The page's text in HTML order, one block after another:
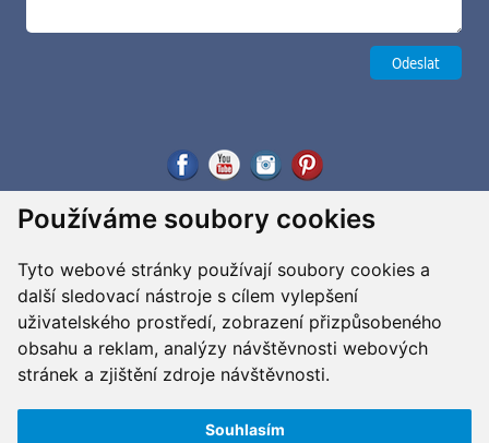
Používáme soubory cookies
Tyto webové stránky používají soubory cookies a
další sledovací nástroje s cílem vylepšení
uživatelského prostředí, zobrazení přizpůsobeného
obsahu a reklam, analýzy návštěvnosti webových
stránek a zjištění zdroje návštěvnosti.
Souhlasím